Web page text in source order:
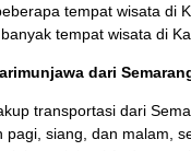
tempat wisata di
tempat wisata di
dari
transportasi dari
pagi, siang, dan malam,